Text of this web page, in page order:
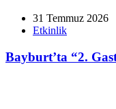
31 Temmuz 2026
Etkinlik
Bayburt’ta “2.